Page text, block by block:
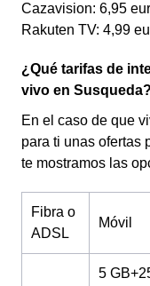
Cazavision: 6,95
Rakuten TV: 4,99
¿Qué tarifas de
vivo en Susqueda?
En el caso de que
para ti unas ofertas
te mostramos las
Fibra o
ADSL
Móvil
5